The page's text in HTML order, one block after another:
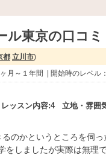
ル東京の口コ
都 立川市)
月～１年間 | 開始時のレベル
ッスン内容:4立地・雰囲
のかというところを伺
をしましたが実際は無理